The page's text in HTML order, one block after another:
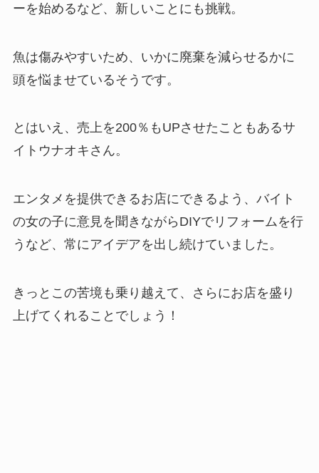
ーを始めるなど、新しいことにも挑戦。
魚は傷みやすいため、いかに廃棄を減らせるかに
頭を悩ませているそうです。
とはいえ、売上を200％もUPさせたこともあるサ
イトウナオキさん。
エンタメを提供できるお店にできるよう、バイト
の女の子に意見を聞きながらDIYでリフォームを行
うなど、常にアイデアを出し続けていました。
きっとこの苦境も乗り越えて、さらにお店を盛り
上げてくれることでしょう！